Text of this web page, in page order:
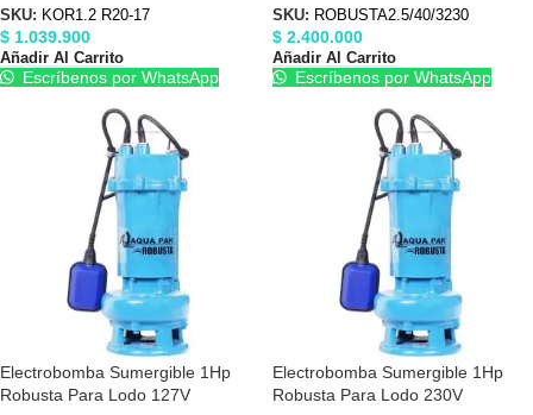
SKU: KOR1.2 R20-17
$ 1.039.900
Añadir Al Carrito
Escríbenos por WhatsApp
SKU: ROBUSTA2.5/40/3230
$ 2.400.000
Añadir Al Carrito
Escríbenos por WhatsApp
Electrobomba Sumergible 1Hp
Robusta Para Lodo 127V
Electrobomba Sumergible 1Hp
Robusta Para Lodo 230V